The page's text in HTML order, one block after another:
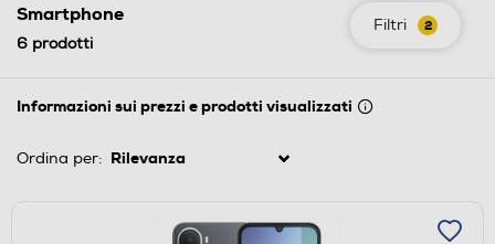
Filtri 2
Smartphone
6 prodotti
Informazioni sui prezzi e prodotti visualizzati
Ordina per: